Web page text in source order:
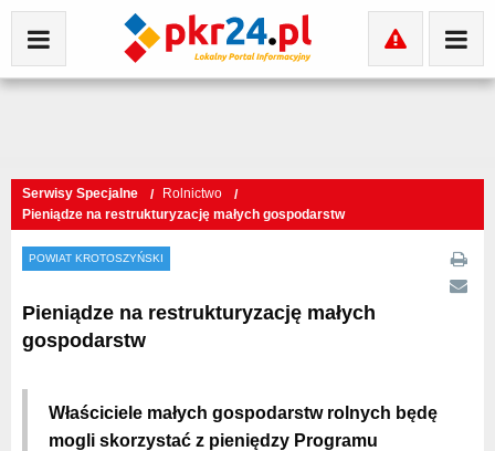
Serwisy Specjalne
Rolnictwo
Pieniądze na restrukturyzację małych gospodarstw
POWIAT KROTOSZYŃSKI
Pieniądze na restrukturyzację małych
gospodarstw
Właściciele małych gospodarstw rolnych będę
mogli skorzystać z pieniędzy Programu